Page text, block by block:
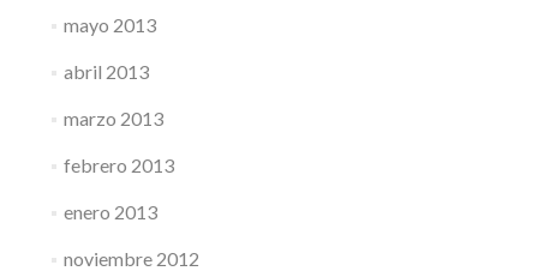
mayo 2013
abril 2013
marzo 2013
febrero 2013
enero 2013
noviembre 2012